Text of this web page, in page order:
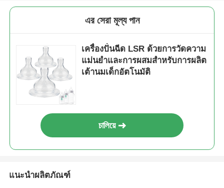
এর সেরা মূল্য পান
เครื่องปั่นฉีด LSR ด้วยการวัดความ
แม่นยําและการผสมสําหรับการผลิต
เต้านมเด็กอัตโนมัติ
চালিয়ে
แนะนำผลิตภัณฑ์